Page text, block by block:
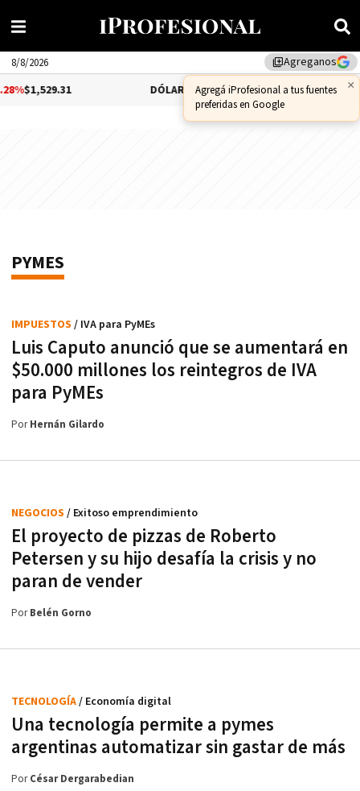
library_addAgreganos
8/8/2026
DÓLAR CCL-1.25%$1,556.14
PYMES
Luis Caputo anunció que se aumentará en
$50.000 millones los reintegros de IVA
para PyMEs
IMPUESTOS / IVA para PyMEs
PorHernán Gilardo
El proyecto de pizzas de Roberto
Petersen y su hijo desafía la crisis y no
paran de vender
NEGOCIOS / Exitoso emprendimiento
PorBelén Gorno
Una tecnología permite a pymes
argentinas automatizar sin gastar de más
TECNOLOGÍA/ Economía digital
PorCésar Dergarabedian